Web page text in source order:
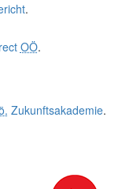
.
OÖ.
Zukunftsakademie.